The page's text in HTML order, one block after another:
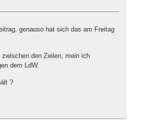
genauso hat sich das am Freitag
den Zeilen, mein ich
dem LdW.
?